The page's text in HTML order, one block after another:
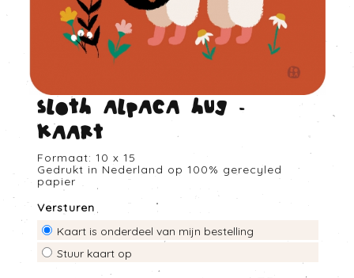
Sloth alpaca hug -
Kaart
Formaat: 10 x 15
Gedrukt in Nederland op 100% gerecyled
papier
Versturen
Kaart is onderdeel van mijn bestelling
Stuur kaart op